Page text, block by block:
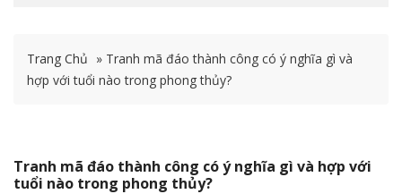
Trang Chủ » Tranh mã đáo thành công có ý nghĩa gì và
hợp với tuổi nào trong phong thủy?
Tranh mã đáo thành công có ý nghĩa gì và hợp với
tuổi nào trong phong thủy?